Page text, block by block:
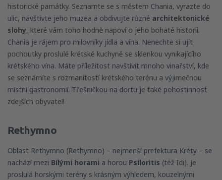
historické památky. Seznamte se s městem Chania, vyrazte do
ulic, navštivte jeho muzea a obdivujte různé architektonické
slohy, které vám toho hodně napoví o jeho bohaté historii.
Chania je rájem pro milovníky jídla a vína. Nenechte si ujít
pochoutky proslulé krétské kuchyně se sklenkou vynikajícího
krétského vína. Máte příležitost navštívit mnoho vinařství, kde
se seznámíte s rozmanitostí krétského terénu a výjimečnou
místní gastronomií. Třešničkou na dortu je také pohostinnost
zdejších obyvatel!
Rethymno
Oblast Rethymno (Rethymno) – nejmenší prefektura Kréty – se
nachází mezi Bílými horami a horou Psiloritis (též Idi). Je
proslulá horskými terény s krásným výhledem, kouzelnými